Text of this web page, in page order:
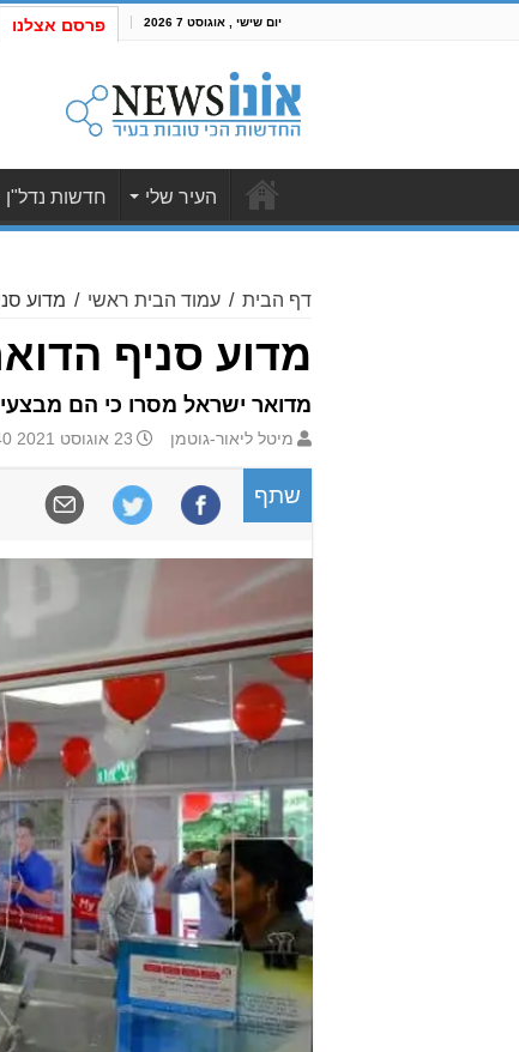
יום שישי , אוגוסט 7 2026 פרסם אצלנו
העיר שלי חדשות נדל"ן
דף הבית / עמוד הבית ראשי / מדוע
מדוע סניף
מדואר ישראל מסרו כי הם
מיטל ליאור-גוטמן 23 אוגוסט 2021 12:40
שתף